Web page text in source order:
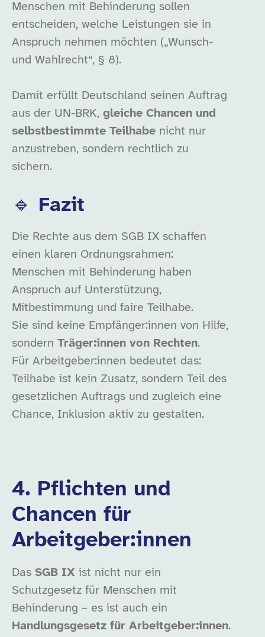
Menschen mit Behinderung sollen
entscheiden, welche Leistungen sie in
Anspruch nehmen möchten („Wunsch-
und Wahlrecht“, § 8).
Damit erfüllt Deutschland seinen Auftrag
aus der UN-BRK, gleiche Chancen und
selbstbestimmte Teilhabe nicht nur
anzustreben, sondern rechtlich zu
sichern.
🔹 Fazit
Die Rechte aus dem SGB IX schaffen
einen klaren Ordnungsrahmen:
Menschen mit Behinderung haben
Anspruch auf Unterstützung,
Mitbestimmung und faire Teilhabe.
Sie sind keine Empfänger:innen von Hilfe,
sondern Träger:innen von Rechten.
Für Arbeitgeber:innen bedeutet das:
Teilhabe ist kein Zusatz, sondern Teil des
gesetzlichen Auftrags und zugleich eine
Chance, Inklusion aktiv zu gestalten.
4. Pflichten und
Chancen für
Arbeitgeber:innen
Das SGB IX ist nicht nur ein
Schutzgesetz für Menschen mit
Behinderung – es ist auch ein
Handlungsgesetz für Arbeitgeber:innen.